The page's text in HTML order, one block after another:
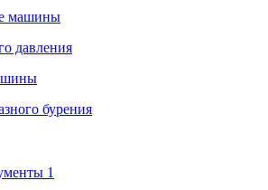
машины
давления
бурения
1